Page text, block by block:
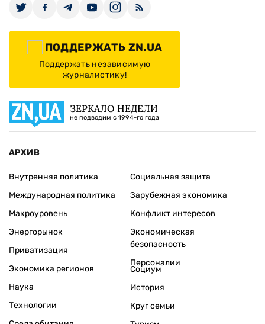
ПОДДЕРЖАТЬ ZN.UA
Поддержать независимую
журналистику!
ЗЕРКАЛО НЕДЕЛИ
не подводим с 1994-го года
АРХИВ
Внутренняя политика
Международная политика
Макроуровень
Энергорынок
Приватизация
Экономика регионов
Социальная защита
Зарубежная экономика
Конфликт интересов
Экономическая
безопасность
Персоналии
Наука
Технологии
Социум
История
Круг семьи